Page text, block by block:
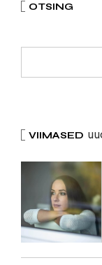
OTSING
VIIMASED